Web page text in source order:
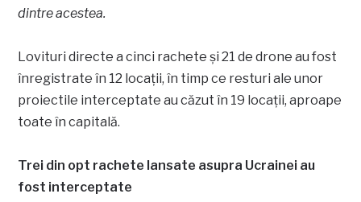
dintre acestea.
Lovituri directe a cinci rachete și 21 de drone au fost
înregistrate în 12 locații, în timp ce resturi ale unor
proiectile interceptate au căzut în 19 locații, aproape
toate în capitală.
Trei din opt rachete lansate asupra Ucrainei au
fost interceptate